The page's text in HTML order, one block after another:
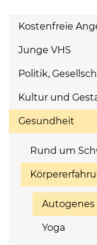
Kostenfreie
Junge VHS
Politik,
Kultur und
Gesundheit
Rund um
Autogenes
Yoga